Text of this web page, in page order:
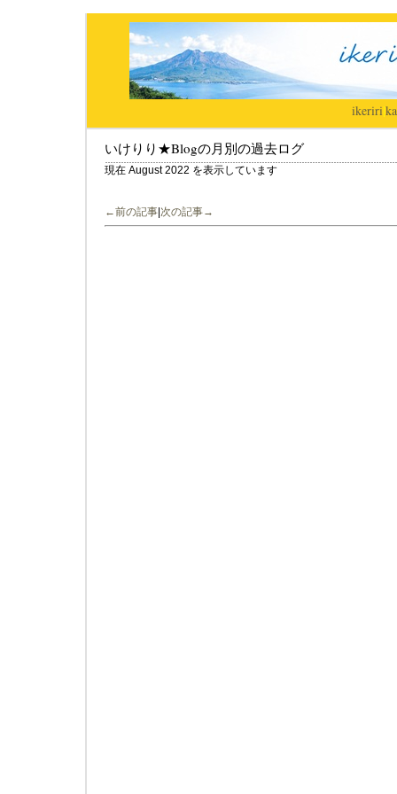
ikeriri|
いけりり★Blogの月別の過去ログ
現在 August 2022 を表示しています
←前の記事 次の記事→